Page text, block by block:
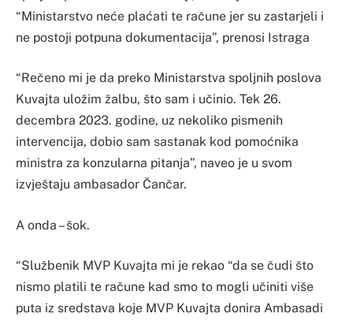
“Ministarstvo neće plaćati te račune jer su zastarjeli i
ne postoji potpuna dokumentacija”, prenosi Istraga
“Rečeno mi je da preko Ministarstva spoljnih poslova
Kuvajta uložim žalbu, što sam i učinio. Tek 26.
decembra 2023. godine, uz nekoliko pismenih
intervencija, dobio sam sastanak kod pomoćnika
ministra za konzularna pitanja”, naveo je u svom
izvještaju ambasador Čančar.
A onda – šok.
“Službenik MVP Kuvajta mi je rekao “da se čudi što
nismo platili te račune kad smo to mogli učiniti više
puta iz sredstava koje MVP Kuvajta donira Ambasadi